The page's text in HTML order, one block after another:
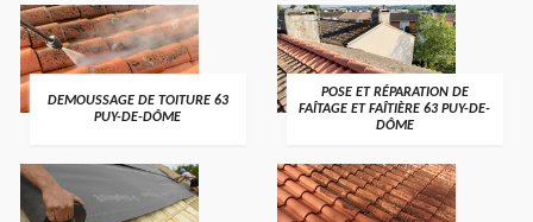
DEMOUSSAGE DE TOITURE 63
PUY-DE-DÔME
POSE ET RÉPARATION DE
FAÎTAGE ET FAÎTIÈRE 63 PUY-DE-
DÔME